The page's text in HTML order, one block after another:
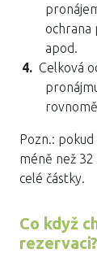
ochrana
apod.
Celková
Pozn.:
méně než
celé částky.
Co když
rezervaci?